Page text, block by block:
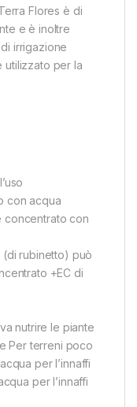
Flores è di
e è inoltre
irrigazione
utilizzato per la
con acqua
concentrato con
(di rubinetto) può
+EC di
nutrire le piante
Per terreni poco
per l’innaffi
per l’innaffi